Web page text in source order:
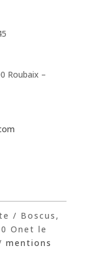
Roubaix –
/ Boscus,
Onet le
/mentions